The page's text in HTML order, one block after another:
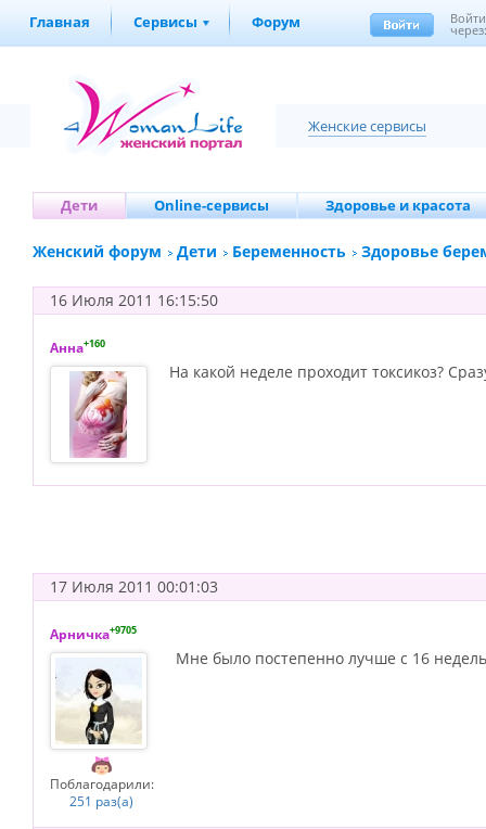
Главная Сервисы Форум Войти
Женские сервисы
Дети Online-сервисы Здоровье и красота
Женский форум Дети Беременность Здоровье
16 Июля 2011 16:15:50
Анна+160
На какой неделе проходит токсикоз?
17 Июля 2011 00:01:03
Арничка+9705
Поблагодарили:
251 раз(а)
Мне было постепенно лучше с 16